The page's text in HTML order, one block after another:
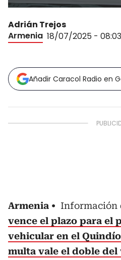
Adrián Trejos
Armenia 18/07/2025 - 08:03
Añadir Caracol Radio en
Armenia Información
vence el plazo para el
vehicular en el
multa vale el doble